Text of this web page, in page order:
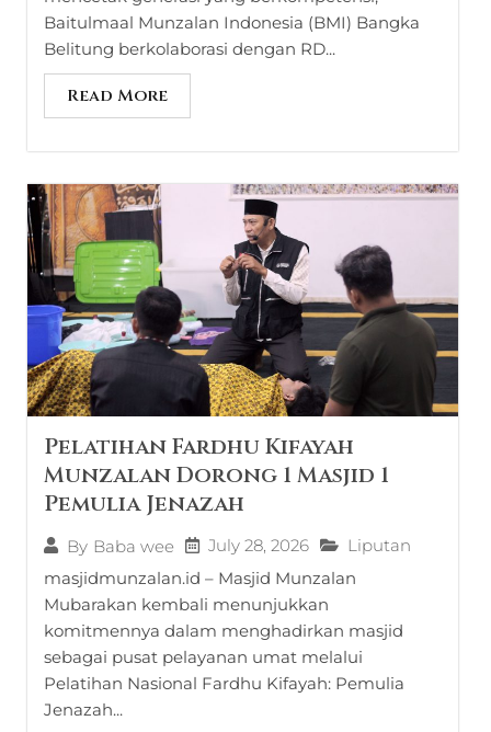
Baitulmaal Munzalan Indonesia (BMI) Bangka
Belitung berkolaborasi dengan RD...
Read More
Pelatihan Fardhu Kifayah
Munzalan Dorong 1 Masjid 1
Pemulia Jenazah
By Baba wee July 28, 2026
Liputan
masjidmunzalan.id – Masjid Munzalan
Mubarakan kembali menunjukkan
komitmennya dalam menghadirkan masjid
sebagai pusat pelayanan umat melalui
Pelatihan Nasional Fardhu Kifayah: Pemulia
Jenazah...